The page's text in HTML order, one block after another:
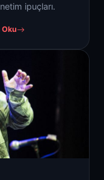
ipuçları.
Oku